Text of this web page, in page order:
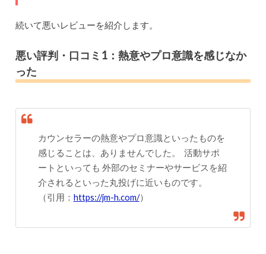
続いて悪いレビューを紹介します。
悪い評判・口コミ1：熱意やプロ意識を感じなか
った
カウンセラーの熱意やプロ意識といったものを
感じることは、ありませんでした。 活動サポ
ートといっても 外部のセミナーやサービスを紹
介されるといった丸投げに近いものです。
（引用： https://jm-h.com/）